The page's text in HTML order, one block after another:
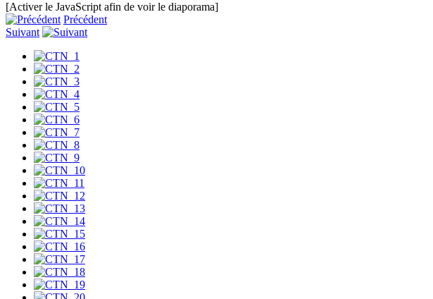
[Activer le JavaScript afin de voir le diaporama]
Précédent
Suivant